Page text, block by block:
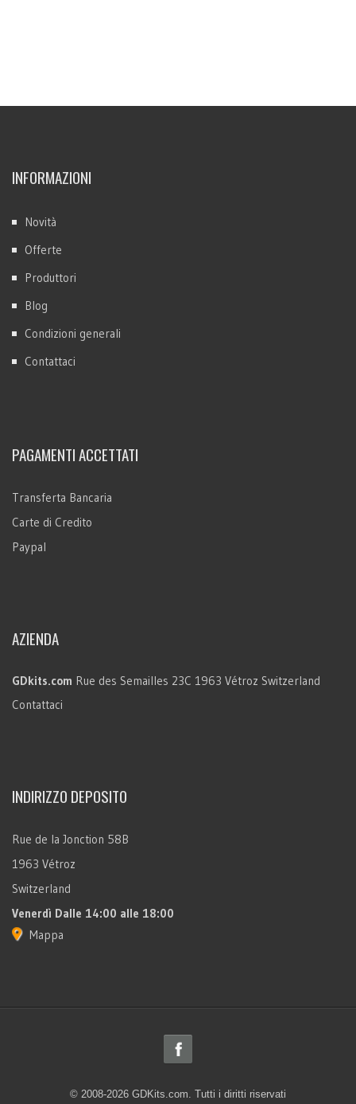
INFORMAZIONI
Novità
Offerte
Produttori
Blog
Condizioni generali
Contattaci
PAGAMENTI ACCETTATI
Transferta Bancaria
Carte di Credito
Paypal
AZIENDA
GDkits.com Rue des Semailles 23C 1963 Vétroz Switzerland
Contattaci
INDIRIZZO DEPOSITO
Rue de la Jonction 58B
1963 Vétroz
Switzerland
Venerdì Dalle 14:00 alle 18:00
Mappa
© 2008-2026 GDKits.com. Tutti i diritti riservati